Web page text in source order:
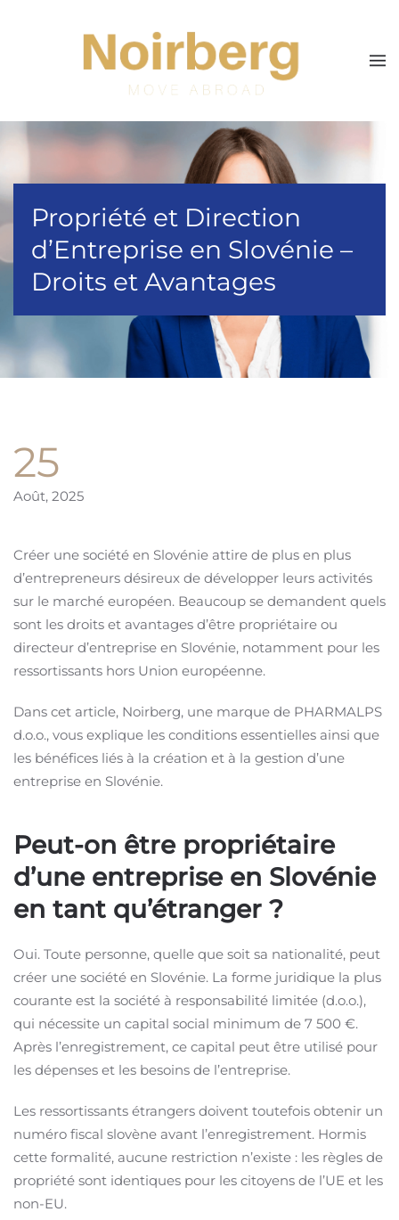
Skip to main content
Propriété et Direction
d’Entreprise en Slovénie –
Droits et Avantages
25
Août, 2025
Créer une société en Slovénie attire de plus en plus
d’entrepreneurs désireux de développer leurs activités
sur le marché européen. Beaucoup se demandent quels
sont les droits et avantages d’être propriétaire ou
directeur d’entreprise en Slovénie, notamment pour les
ressortissants hors Union européenne.
Dans cet article, Noirberg, une marque de PHARMALPS
d.o.o., vous explique les conditions essentielles ainsi que
les bénéfices liés à la création et à la gestion d’une
entreprise en Slovénie.
Peut-on être propriétaire
d’une entreprise en Slovénie
en tant qu’étranger ?
Oui. Toute personne, quelle que soit sa nationalité, peut
créer une société en Slovénie. La forme juridique la plus
courante est la société à responsabilité limitée (d.o.o.),
qui nécessite un capital social minimum de 7 500 €.
Après l’enregistrement, ce capital peut être utilisé pour
les dépenses et les besoins de l’entreprise.
Les ressortissants étrangers doivent toutefois obtenir un
numéro fiscal slovène avant l’enregistrement. Hormis
cette formalité, aucune restriction n’existe : les règles de
propriété sont identiques pour les citoyens de l’UE et les
non-EU.